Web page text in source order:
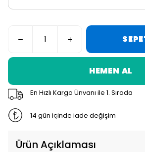
HEMEN AL
En Hızlı Kargo Ünvanı ile 1. Sırada
14 gün içinde iade değişim
Ürün Açıklaması